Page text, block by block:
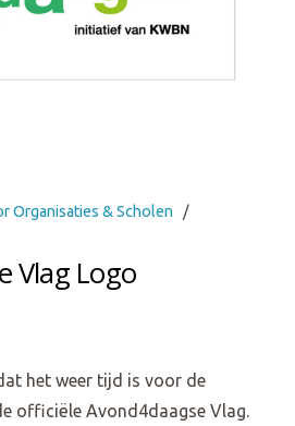
Organisaties & Scholen
/
Vlag Logo
het weer tijd is voor de
officiële Avond4daagse Vlag.